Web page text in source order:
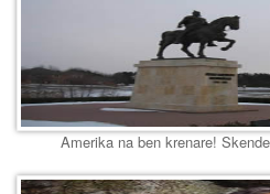
Amerika na ben krenare!